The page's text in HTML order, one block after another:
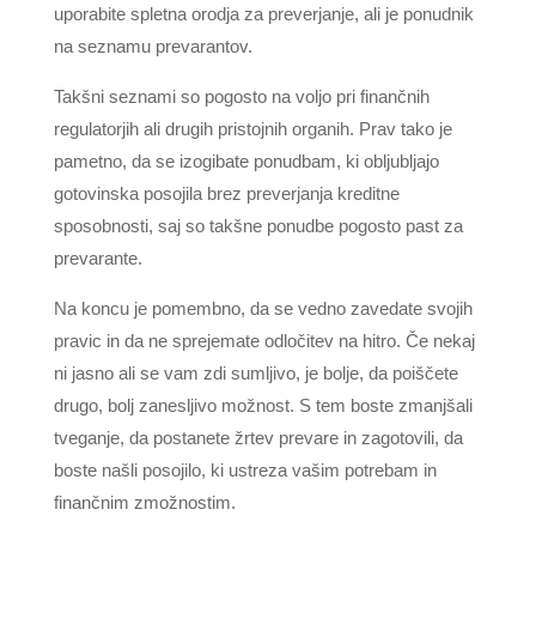
uporabite spletna orodja za preverjanje, ali je ponudnik
na seznamu prevarantov.
Takšni seznami so pogosto na voljo pri finančnih
regulatorjih ali drugih pristojnih organih. Prav tako je
pametno, da se izogibate ponudbam, ki obljubljajo
gotovinska posojila brez preverjanja kreditne
sposobnosti, saj so takšne ponudbe pogosto past za
prevarante.
Na koncu je pomembno, da se vedno zavedate svojih
pravic in da ne sprejemate odločitev na hitro. Če nekaj
ni jasno ali se vam zdi sumljivo, je bolje, da poiščete
drugo, bolj zanesljivo možnost. S tem boste zmanjšali
tveganje, da postanete žrtev prevare in zagotovili, da
boste našli posojilo, ki ustreza vašim potrebam in
finančnim zmožnostim.